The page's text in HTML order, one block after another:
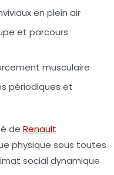
en plein air
et parcours
musculaire
périodiques et
de Renault
physique sous toutes
social dynamique